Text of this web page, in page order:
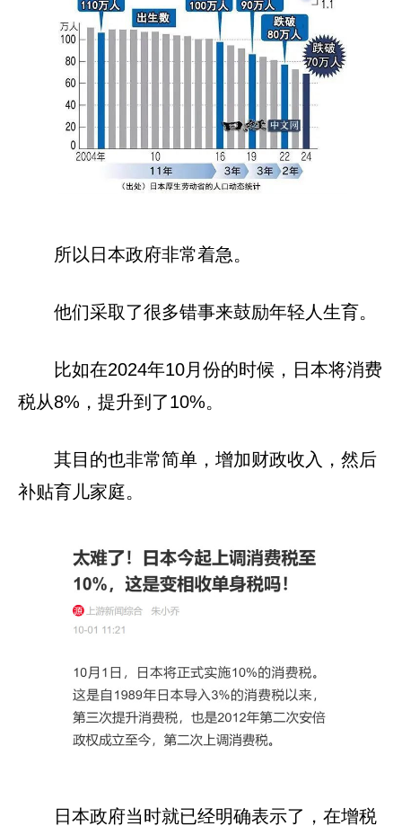
所以日本政府非常着急。
他们采取了很多错事来鼓励年轻人生育。
比如在2024年10月份的时候，日本将消费
税从8%，提升到了10%。
其目的也非常简单，增加财政收入，然后
补贴育儿家庭。
日本政府当时就已经明确表示了，在增税